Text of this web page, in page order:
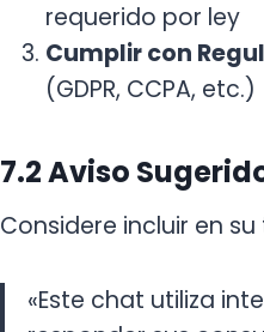
requerido por ley
Cumplir con
(GDPR, CCPA, etc.)
7.2 Aviso
Considere incluir en
«Este chat utiliza